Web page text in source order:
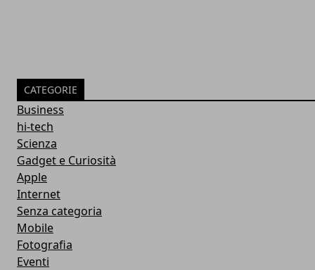
CATEGORIE
Business
hi-tech
Scienza
Gadget e Curiosità
Apple
Internet
Senza categoria
Mobile
Fotografia
Eventi